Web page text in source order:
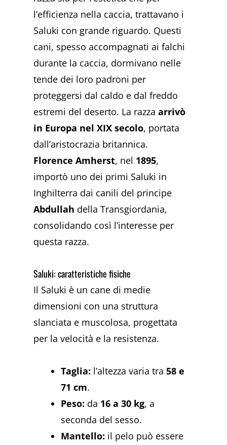
l’efficienza nella caccia, trattavano i
Saluki con grande riguardo. Questi
cani, spesso accompagnati ai falchi
durante la caccia, dormivano nelle
tende dei loro padroni per
proteggersi dal caldo e dal freddo
estremi del deserto. La razzaarrivò
in Europa nel XIX secolo, portata
dall’aristocrazia britannica.
Florence Amherst, nel 1895,
importò uno dei primi Saluki in
Inghilterra dai canili del principe
Abdullah della Transgiordania,
consolidando così l’interesse per
questa razza.
Saluki: caratteristiche fisiche
Il Saluki è un cane di medie
dimensioni con una struttura
slanciata e muscolosa, progettata
per la velocità e la resistenza.
Taglia: l’altezza varia tra58 e
71 cm.
Peso: da 16 a 30 kg, a
seconda del sesso.
Mantello: il pelo può essere